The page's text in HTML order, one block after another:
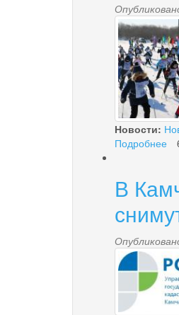
fa64-
4d70-
959a-
Новости:
Подробнее
–
В